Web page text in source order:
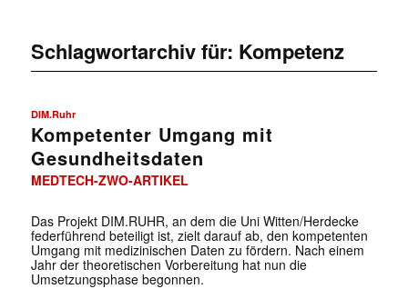
Schlagwortarchiv für: Kompetenz
DIM.Ruhr
Kompetenter Umgang mit
Gesundheitsdaten
MEDTECH-ZWO-ARTIKEL
Das Projekt DIM.RUHR, an dem die Uni Witten/Herdecke
federführend beteiligt ist, zielt darauf ab, den kompetenten
Umgang mit medizinischen Daten zu fördern. Nach einem
Jahr der theoretischen Vorbereitung hat nun die
Umsetzungsphase begonnen.